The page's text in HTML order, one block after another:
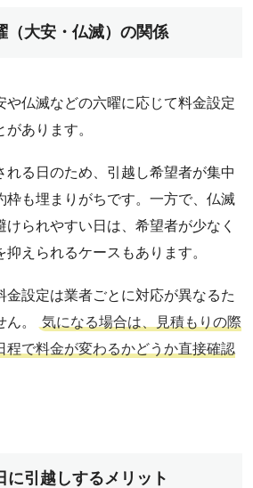
（大安・仏滅）の関係
や仏滅などの六曜に応じて料金設定
あります。
れる日のため、引越し希望者が集中
枠も埋まりがちです。一方で、仏滅
られやすい日は、希望者が少なく
えられるケースもあります。
金設定は業者ごとに対応が異なるた
。
気になる場合は、見積もりの際
程で料金が変わるかどうか直接確認
に引越しするメリット